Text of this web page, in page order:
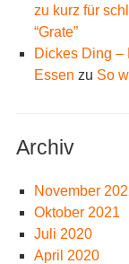
zu kurz für
“Grate”
Dickes Ding –
Essen zu So
Archiv
November
Oktober 2021
Juli 2020
April 2020